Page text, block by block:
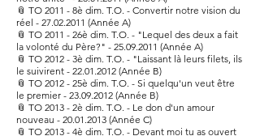
📎 TO 2011 - 8è dim. T.O. - Convertir notre vision du
réel - 27.02.2011 (Année A)
📎 TO 2011 - 26è dim. T.O. - "Lequel des deux a fait
la volonté du Père?" - 25.09.2011 (Année A)
📎 TO 2012 - 3è dim. T.O. - "Laissant là leurs filets, ils
le suivirent - 22.01.2012 (Année B)
📎 TO 2012 - 25è dim. T.O. - Si quelqu'un veut être
le premier - 23.09.2012 (Année B)
📎 TO 2013 - 2è dim. T.O. - Le don d'un amour
nouveau - 20.01.2013 (Année C)
📎 TO 2013 - 4è dim. T.O. - Devant moi tu as ouvert